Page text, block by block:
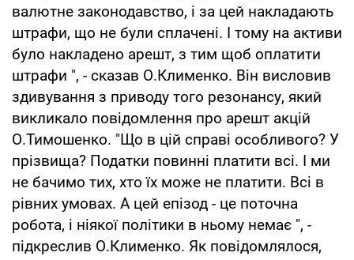
валютне законодавство, і за цей накладають
штрафи, що не були сплачені. І тому на активи
було накладено арешт, з тим щоб оплатити
штрафи ", - сказав О.Клименко. Він висловив
здивування з приводу того резонансу, який
викликало повідомлення про арешт акцій
О.Тимошенко. "Що в цій справі особливого? У
прізвища? Податки повинні платити всі. І ми
не бачимо тих, хто їх може не платити. Всі в
рівних умовах. А цей епізод - це поточна
робота, і ніякої політики в ньому немає ", -
підкреслив О.Клименко. Як повідомлялося,